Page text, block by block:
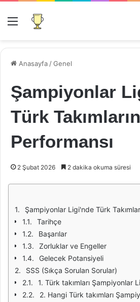
Menü
Anasayfa /Genel
Şampiyonlar
Türk
Performansı
2 Şubat 2026 2 dakika okuma süresi
Şampiyonlar Ligi'nde Türk
Tarihçe
Başarılar
Zorluklar ve Engeller
Gelecek Potansiyeli
SSS (Sıkça Sorulan Sorular)
1. Türk takımları Şampiyonlar Ligi'nde en
2. Hangi Türk takımları Şampiyonlar